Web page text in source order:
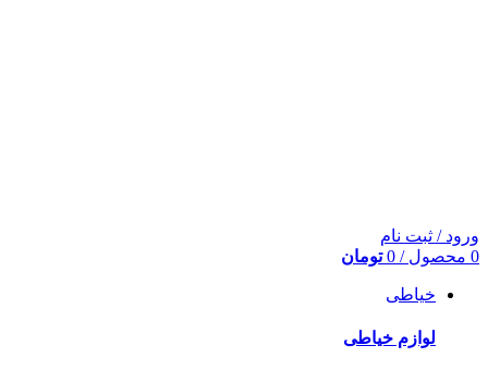
ورود / ثبت نام
0 محصول /
0 تومان
خیاطی
لوازم خیاطی